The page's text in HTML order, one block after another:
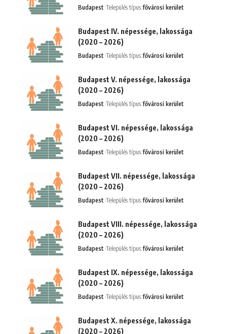
Budapest Település típus:fővárosi kerület
Budapest IV. népessége, lakossága
(2020 – 2026)
Budapest Település típus:fővárosi kerület
Budapest V. népessége, lakossága
(2020 – 2026)
Budapest Település típus:fővárosi kerület
Budapest VI. népessége, lakossága
(2020 – 2026)
Budapest Település típus:fővárosi kerület
Budapest VII. népessége, lakossága
(2020 – 2026)
Budapest Település típus:fővárosi kerület
Budapest VIII. népessége, lakossága
(2020 – 2026)
Budapest Település típus:fővárosi kerület
Budapest IX. népessége, lakossága
(2020 – 2026)
Budapest Település típus:fővárosi kerület
Budapest X. népessége, lakossága
(2020 – 2026)